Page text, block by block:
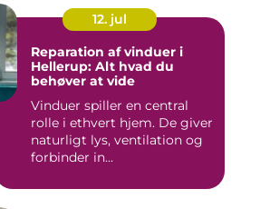
12. jul
Reparation af vinduer i
Hellerup: Alt hvad du
behøver at vide
Vinduer spiller en central
rolle i ethvert hjem. De giver
naturligt lys, ventilation og
forbinder in...